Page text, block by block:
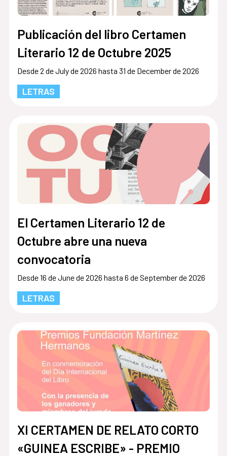
Publicación del libro Certamen
Literario 12 de Octubre 2025
Desde 2 de July de 2026 hasta 31 de December de 2026
LETRAS
El Certamen Literario 12 de
Octubre abre una nueva
convocatoria
Desde 16 de June de 2026 hasta 6 de September de 2026
LETRAS
XI CERTAMEN DE RELATO CORTO
«GUINEA ESCRIBE» - PREMIO